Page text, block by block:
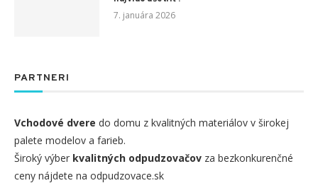
7. januára 2026
PARTNERI
Vchodové dvere do domu z kvalitných materiálov v širokej
palete modelov a farieb.
Široký výber kvalitných odpudzovačov za bezkonkurenčné
ceny nájdete na odpudzovace.sk